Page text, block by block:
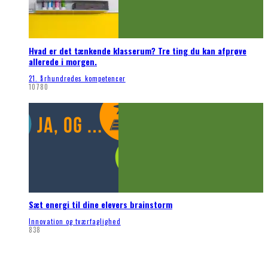
Hvad er det tænkende klasserum? Tre ting du kan afprøve
allerede i morgen.
21. århundredes kompetencer
10780
Sæt energi til dine elevers brainstorm
Innovation og tværfaglighed
838